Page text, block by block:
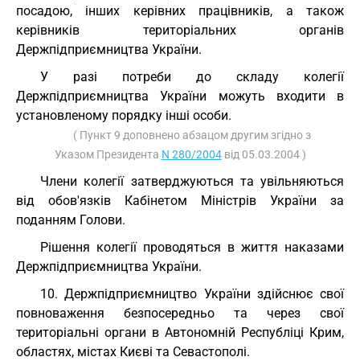
посадою, інших керівних працівників, а також
керівників територіальних органів
Держпідприємництва України.
У разі потреби до складу колегії
Держпідприємництва України можуть входити в
установленому порядку інші особи.
( Пункт 9 доповнено абзацом другим згідно з
Указом Президента N 280/2004від 05.03.2004 )
Члени колегії затверджуються та увільняються
від обов'язків Кабінетом Міністрів України за
поданням Голови.
Рішення колегії проводяться в життя наказами
Держпідприємництва України.
10. Держпідприємництво України здійснює свої
повноваження безпосередньо та через свої
територіальні органи в Автономній Республіці Крим,
областях, містах Києві та Севастополі.